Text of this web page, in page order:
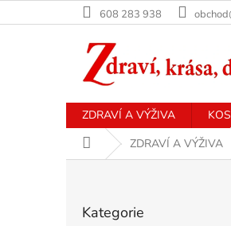
na
608 283 938
ZDRAVÍ A VÝŽIVA
Domů ZDRAVÍ A VÝŽIVA
kategorie
Kategorie